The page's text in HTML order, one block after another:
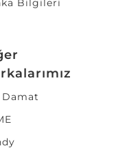
Bilgileri
Damat